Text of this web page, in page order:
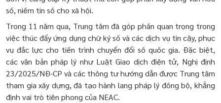
số, niềm tin số cho xã hội.
Trong 11 năm qua, Trung tâm đã góp phần quan trọng trong
việc thúc đẩy ứng dụng chữ ký số và các dịch vụ tin cậy, phục
vụ đắc lực cho tiến trình chuyển đổi số quốc gia. Đặc biệt,
các văn bản pháp lý như Luật Giao dịch điện tử, Nghị định
23/2025/NĐ-CP và các thông tư hướng dẫn được Trung tâm
tham gia xây dựng, đã tạo hành lang pháp lý đồng bộ, khẳng
định vai trò tiên phong của NEAC.